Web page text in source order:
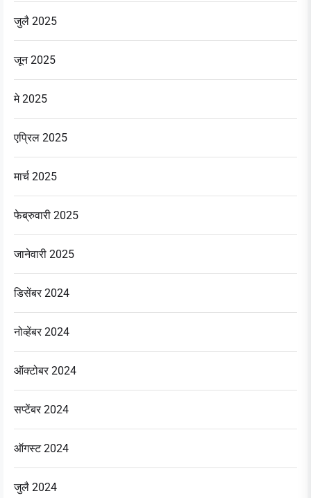
जुलै 2025
जून 2025
मे 2025
एप्रिल 2025
मार्च 2025
फेब्रुवारी 2025
जानेवारी 2025
डिसेंबर 2024
नोव्हेंबर 2024
ऑक्टोबर 2024
सप्टेंबर 2024
ऑगस्ट 2024
जुलै 2024